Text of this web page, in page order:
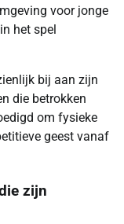
voor jonge
het spel
bij aan zijn
die betrokken
om fysieke
geest vanaf
zijn